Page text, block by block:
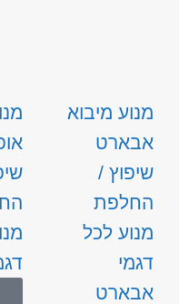
מנוע מיבוא
אבארט
שיפוץ /
החלפת
מנוע לכל
דגמי
אבארט